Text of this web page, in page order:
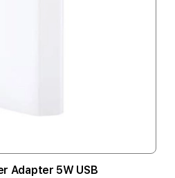
Adapter 5W USB